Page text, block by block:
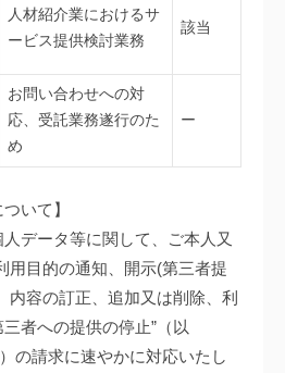
人材紹介業におけるサ
ービス提供検討業務
該当
お問い合わせへの対
応、受託業務遂行のた
め
ー
いて】
データ等に関して、ご本人又
目的の通知、開示(第三者提
内容の訂正、追加又は削除、利
者への提供の停止”（以
の請求に速やかに対応いたし